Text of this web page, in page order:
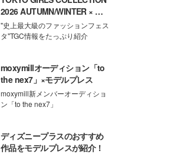
2026 AUTUMN/WINTER × モ
デルプレス
"史上最大級のファッションフェス
タ"TGC情報をたっぷり紹介
moxymillオーディション「to
the nex7」×モデルプレス
moxymill新メンバーオーディショ
ン「to the nex7」
ディズニープラスのおすすめ
作品をモデルプレスが紹介！